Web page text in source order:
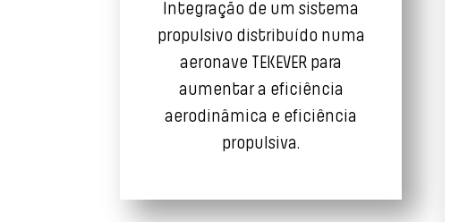
Integração de um sistema
propulsivo distribuído numa
aeronave TEKEVER para
aumentar a eficiência
aerodinâmica e eficiência
propulsiva.